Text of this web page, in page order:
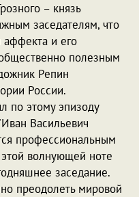
– князь
заседателям, что
аффекта и его
полезным
Репин
России.
по этому эпизоду
Васильевич
профессиональным
этой волнующей ноте
заседание.
преодолеть мировой